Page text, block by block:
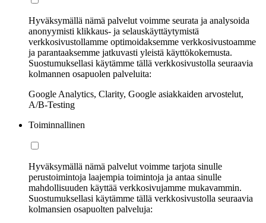
Hyväksymällä nämä palvelut voimme seurata ja analysoida
anonyymisti klikkaus- ja selauskäyttäytymistä
verkkosivustollamme optimoidaksemme verkkosivustoamme
ja parantaaksemme jatkuvasti yleistä käyttökokemusta.
Suostumuksellasi käytämme tällä verkkosivustolla seuraavia
kolmannen osapuolen palveluita:
Google Analytics, Clarity, Google asiakkaiden arvostelut,
A/B-Testing
Toiminnallinen
Hyväksymällä nämä palvelut voimme tarjota sinulle
perustoimintoja laajempia toimintoja ja antaa sinulle
mahdollisuuden käyttää verkkosivujamme mukavammin.
Suostumuksellasi käytämme tällä verkkosivustolla seuraavia
kolmansien osapuolten palveluja: